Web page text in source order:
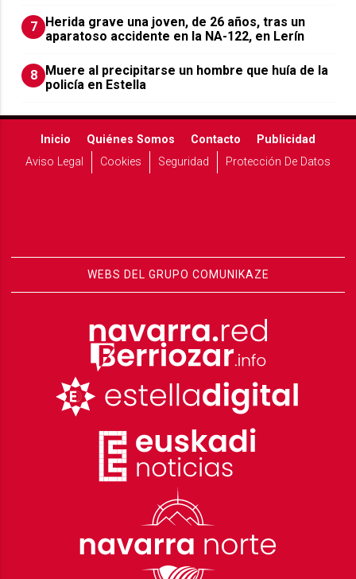
7 Herida grave una joven, de 26 años, tras un
aparatoso accidente en la NA-122, en Lerín
8 Muere al precipitarse un hombre que huía de la
policía en Estella
Inicio Quiénes Somos Contacto
Publicidad
Aviso Legal
Cookies Seguridad Protección De Datos
WEBS DEL GRUPO COMUNIKAZE